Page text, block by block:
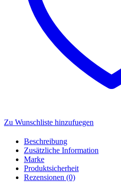
Zu Wunschliste hinzufuegen
Beschreibung
Zusätzliche Information
Marke
Produktsicherheit
Rezensionen (0)